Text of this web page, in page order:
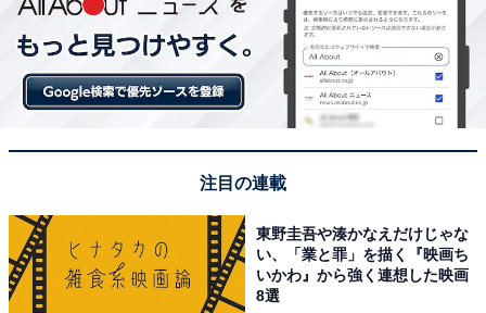
注目の連載
東野圭吾や湊かなえだけじゃな
い、「業と罪」を描く『映画ち
いかわ』から強く連想した映画
8選